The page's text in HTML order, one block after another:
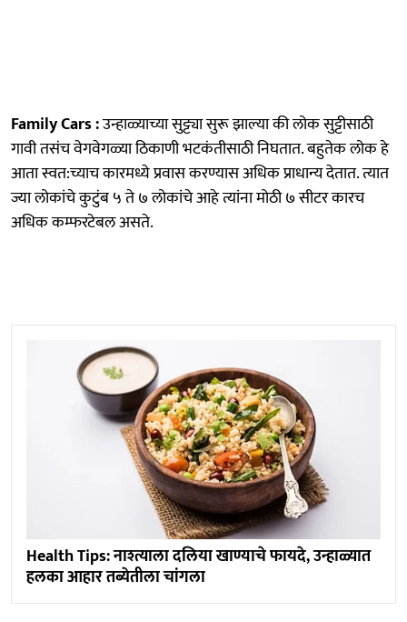
Family Cars :उन्हाळ्याच्या सुट्ट्या सुरू झाल्या की लोक सुट्टीसाठी
गावी तसंच वेगवेगळ्या ठिकाणी भटकंतीसाठी निघतात. बहुतेक लोक हे
आता स्वत:च्याच कारमध्ये प्रवास करण्यास अधिक प्राधान्य देतात. त्यात
ज्या लोकांचे कुटुंब ५ ते ७ लोकांचे आहे त्यांना मोठी ७ सीटर कारच
अधिक कम्फरटेबल असते.
Health Tips: नाश्त्याला दलिया खाण्याचे फायदे, उन्हाळ्यात
हलका आहार तब्येतीला चांगला